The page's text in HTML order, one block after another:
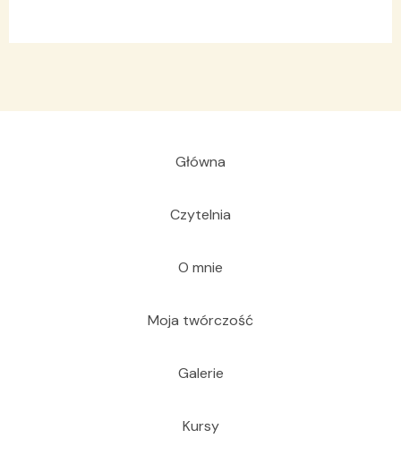
Główna
Czytelnia
O mnie
Moja twórczość
Galerie
Kursy